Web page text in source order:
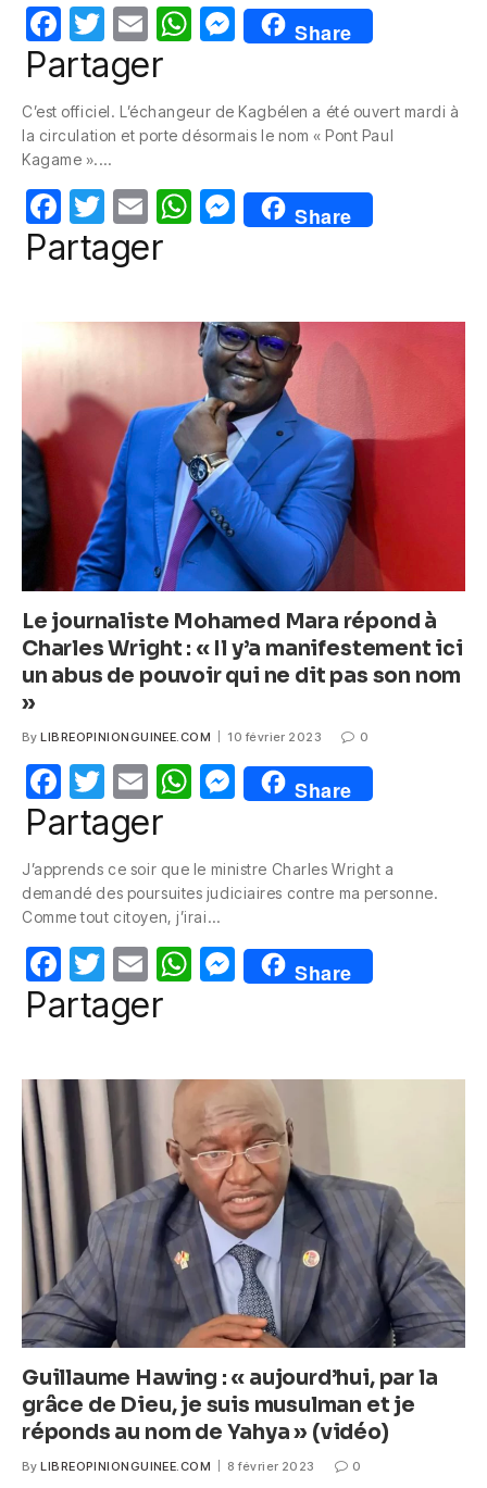
F
a
e
b
o
o
k
T
w
itt
er
E
m
W
s
p
p
M
e
e
g
er
Share
Partager
C’est officiel. L’échangeur de Kagbélen a été ouvert mardi à
la circulation et porte désormais le nom « Pont Paul
Kagame ».…
F
a
e
b
o
o
k
T
w
itt
er
E
m
W
s
A
p
p
M
e
e
n
g
er
Share
Partager
Le journaliste Mohamed Mara répond à
Charles Wright : « Il y’a manifestement ici
un abus de pouvoir qui ne dit pas son nom
»
By LIBREOPINIONGUINEE.COM 10 février 2023 0
F
a
e
b
o
o
k
T
w
itt
er
E
m
W
s
A
p
p
M
e
e
g
er
Share
Partager
J’apprends ce soir que le ministre Charles Wright a
demandé des poursuites judiciaires contre ma personne.
Comme tout citoyen, j’irai…
F
a
b
o
o
k
T
w
itt
E
m
W
A
p
p
M
e
n
g
er
Share
Partager
Guillaume Hawing : « aujourd’hui, par la
grâce de Dieu, je suis musulman et je
réponds au nom de Yahya » (vidéo)
By LIBREOPINIONGUINEE.COM 8 février 2023 0